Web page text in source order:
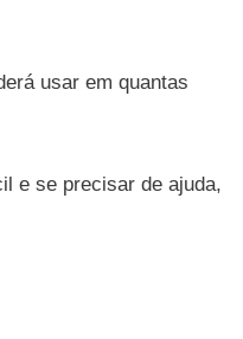
usar em quantas
e se precisar de ajuda,